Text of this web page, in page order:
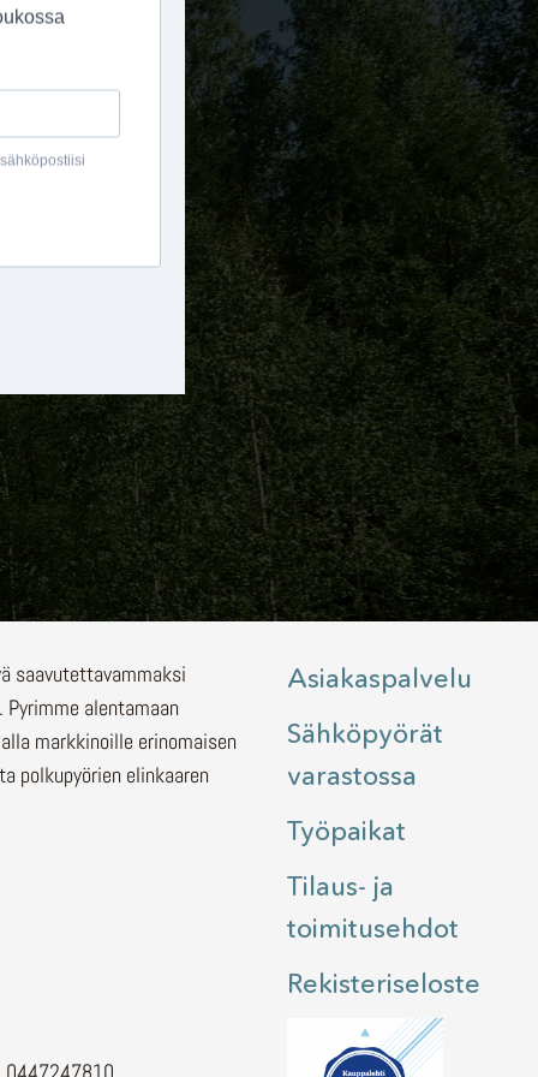
saavutettavammaksi
Pyrimme alentamaan
markkinoille erinomaisen
polkupyörien elinkaaren
Asiakaspalvelu
Sähköpyörät
varastossa
Työpaikat
Tilaus- ja
toimitusehdot
Rekisteriseloste